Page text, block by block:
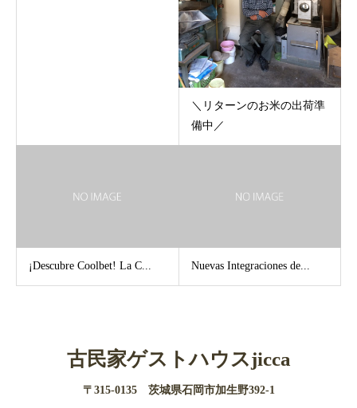
＼リターンのお米の出荷準
備中／
¡Descubre Coolbet! La C... Nuevas Integraciones de...
古民家ゲストハウスjicca
〒315-0135 茨城県石岡市加生野392-1